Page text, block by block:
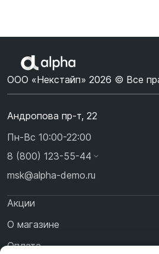
ООО «Некстайп» 2026 © Все
Андропова пр-т, 22
Пн-Вс 10:00-22:00
8 (800) 123-55-44
msk@alpha-demo.ru
Акции
О магазине
Оплата